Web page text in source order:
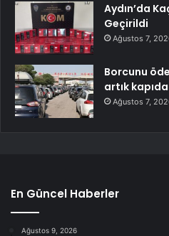
Aydın’da
Geçirildi
Ağustos 7,
Borcunu
artık
Ağustos 7,
En Güncel Haberler
Ağustos 9, 2026